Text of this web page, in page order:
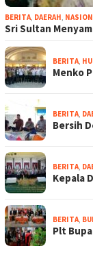
BERITA, DAERAH,
Sri Sultan
BERITA,
Menko
BERITA,
Bersih
BERITA,
Kepala
BERITA,
Plt